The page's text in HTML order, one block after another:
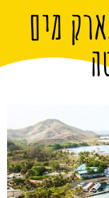
מים